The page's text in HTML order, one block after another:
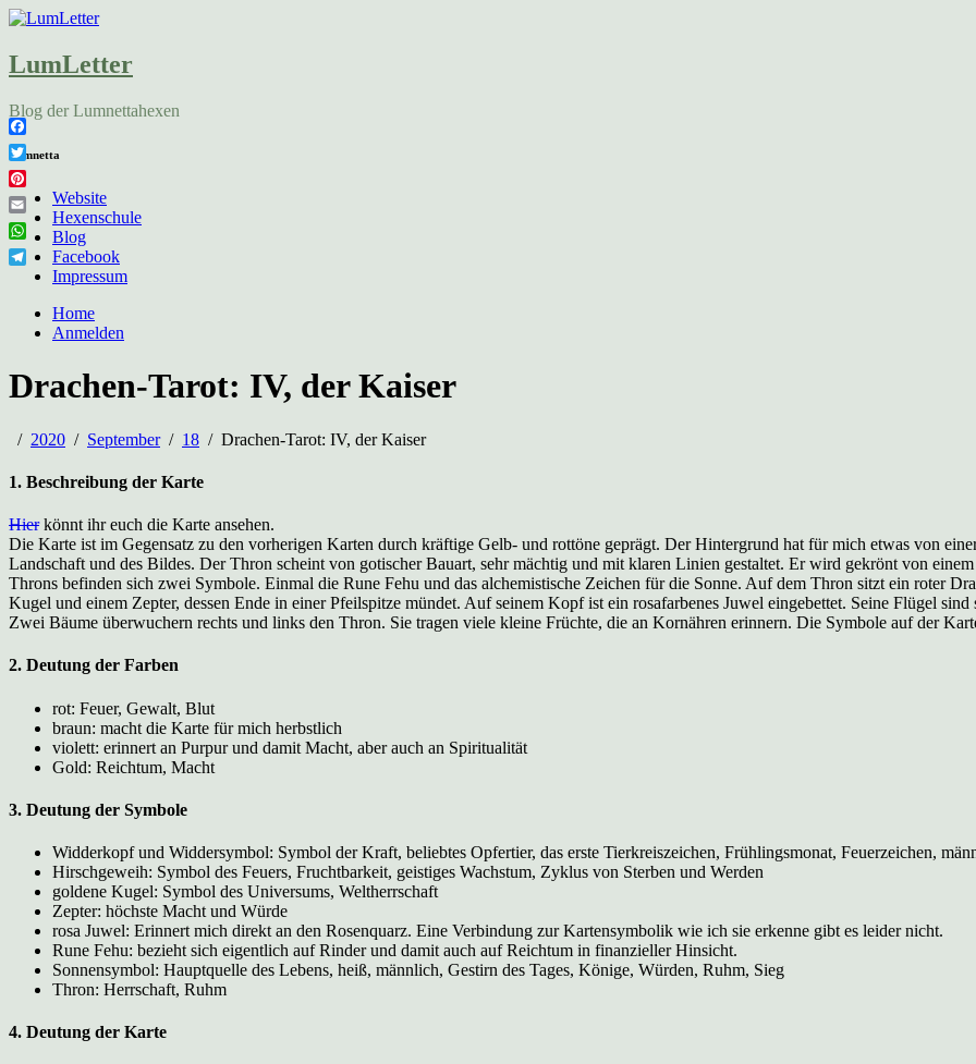
LumLetter
Blog der Lumnettahexen
Lumnetta
Website
Hexenschule
Blog
Facebook
Impressum
Home
Anmelden
Drachen-Tarot: IV, der Kaiser
2020 September 18 Drachen-Tarot: IV, der Kaiser
1. Beschreibung der Karte
Hierkönnt ihr euch die Karte ansehen.
Die Karte ist im Gegensatz zu den vorherigen Karten durch kräftige Gelb- und rottöne geprägt. Der Hintergrund hat für mich etwas von
Landschaft und des Bildes. Der Thron scheint von gotischer Bauart, sehr mächtig und mit klaren Linien gestaltet. Er wird gekrönt von
Throns befinden sich zwei Symbole. Einmal die Rune Fehu und das alchemistische Zeichen für die Sonne. Auf dem Thron sitzt ein roter
Kugel und einem Zepter, dessen Ende in einer Pfeilspitze mündet. Auf seinem Kopf ist ein rosafarbenes Juwel eingebettet. Seine Flügel
Zwei Bäume überwuchern rechts und links den Thron. Sie tragen viele kleine Früchte, die an Kornähren erinnern. Die Symbole auf der
2. Deutung der Farben
rot: Feuer, Gewalt, Blut
braun: macht die Karte für mich herbstlich
violett: erinnert an Purpur und damit Macht, aber auch an Spiritualität
Gold: Reichtum, Macht
3. Deutung der Symbole
Widderkopf und Widdersymbol: Symbol der Kraft, beliebtes Opfertier, das erste Tierkreiszeichen, Frühlingsmonat, Feuerzeichen,
Hirschgeweih: Symbol des Feuers, Fruchtbarkeit, geistiges Wachstum, Zyklus von Sterben und Werden
goldene Kugel: Symbol des Universums, Weltherrschaft
Zepter: höchste Macht und Würde
rosa Juwel: Erinnert mich direkt an den Rosenquarz. Eine Verbindung zur Kartensymbolik wie ich sie erkenne gibt es leider nicht.
Rune Fehu: bezieht sich eigentlich auf Rinder und damit auch auf Reichtum in finanzieller Hinsicht.
Sonnensymbol: Hauptquelle des Lebens, heiß, männlich, Gestirn des Tages, Könige, Würden, Ruhm, Sieg
Thron: Herrschaft, Ruhm
4. Deutung der Karte
Facebook
Twitter
Pinterest
Email
WhatsApp
Telegram